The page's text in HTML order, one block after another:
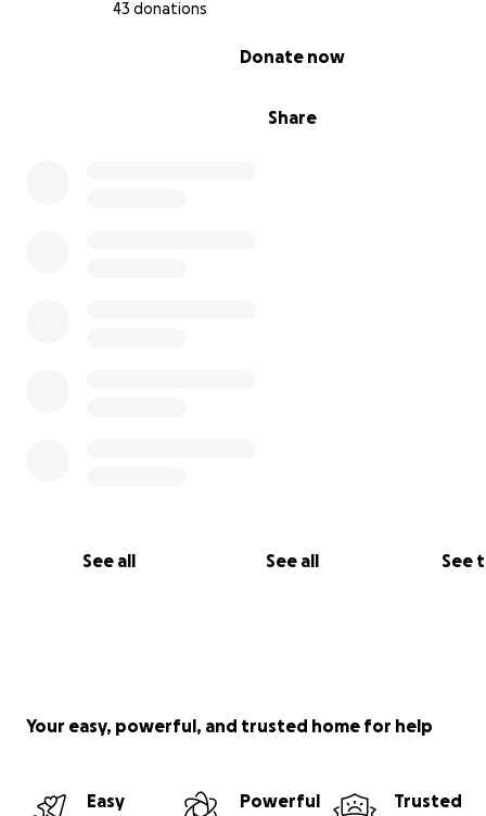
43 donations
Share
Donate now
See all See all See
Your easy, powerful, and trusted home for help
Easy
Powerful
Trusted